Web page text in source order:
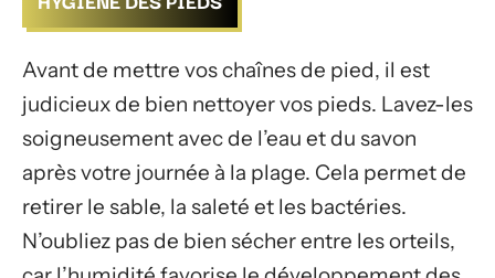
Avant de mettre vos chaînes de pied, il est
judicieux de bien nettoyer vos pieds. Lavez-les
soigneusement avec de l’eau et du savon
après votre journée à la plage. Cela permet de
retirer le sable, la saleté et les bactéries.
N’oubliez pas de bien sécher entre les orteils,